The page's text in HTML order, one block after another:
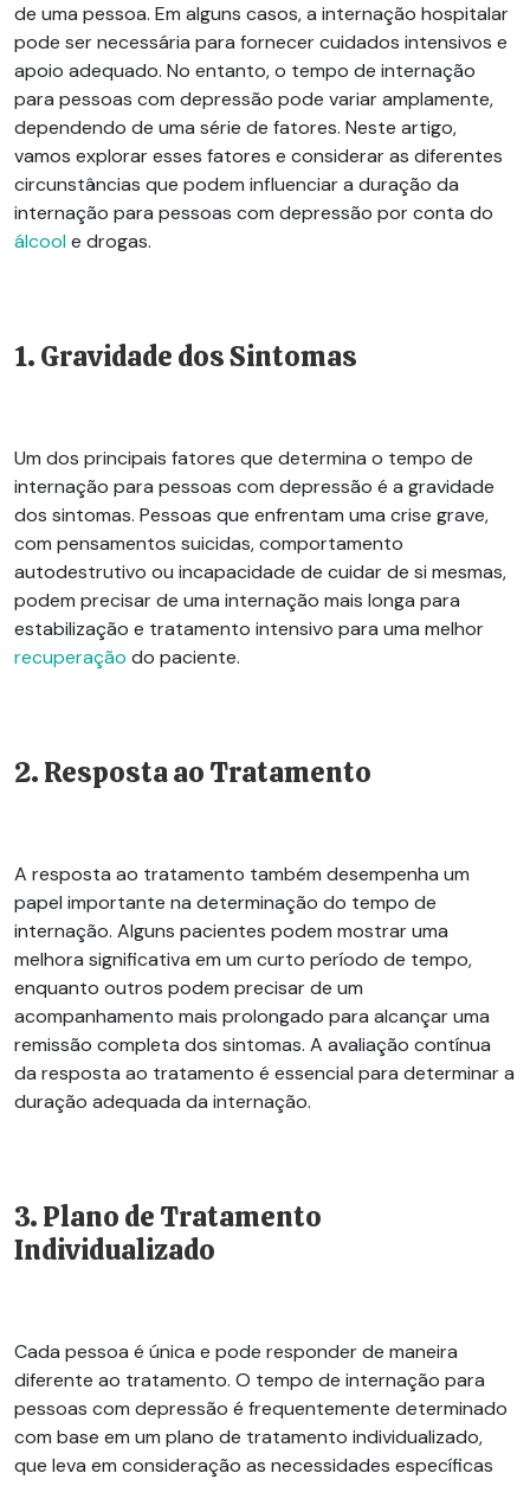
de uma pessoa. Em alguns casos, a internação hospitalar
pode ser necessária para fornecer cuidados intensivos e
apoio adequado. No entanto, o tempo de internação
para pessoas com depressão pode variar amplamente,
dependendo de uma série de fatores. Neste artigo,
vamos explorar esses fatores e considerar as diferentes
circunstâncias que podem influenciar a duração da
internação para pessoas com depressão por conta do
álcoole drogas.
1. Gravidade dos Sintomas
Um dos principais fatores que determina o tempo de
internação para pessoas com depressão é a gravidade
dos sintomas. Pessoas que enfrentam uma crise grave,
com pensamentos suicidas, comportamento
autodestrutivo ou incapacidade de cuidar de si mesmas,
podem precisar de uma internação mais longa para
estabilização e tratamento intensivo para uma melhor
recuperação do paciente.
2. Resposta ao Tratamento
A resposta ao tratamento também desempenha um
papel importante na determinação do tempo de
internação. Alguns pacientes podem mostrar uma
melhora significativa em um curto período de tempo,
enquanto outros podem precisar de um
acompanhamento mais prolongado para alcançar uma
remissão completa dos sintomas. A avaliação contínua
da resposta ao tratamento é essencial para determinar a
duração adequada da internação.
3. Plano de Tratamento
Individualizado
Cada pessoa é única e pode responder de maneira
diferente ao tratamento. O tempo de internação para
pessoas com depressão é frequentemente determinado
com base em um plano de tratamento individualizado,
que leva em consideração as necessidades específicas